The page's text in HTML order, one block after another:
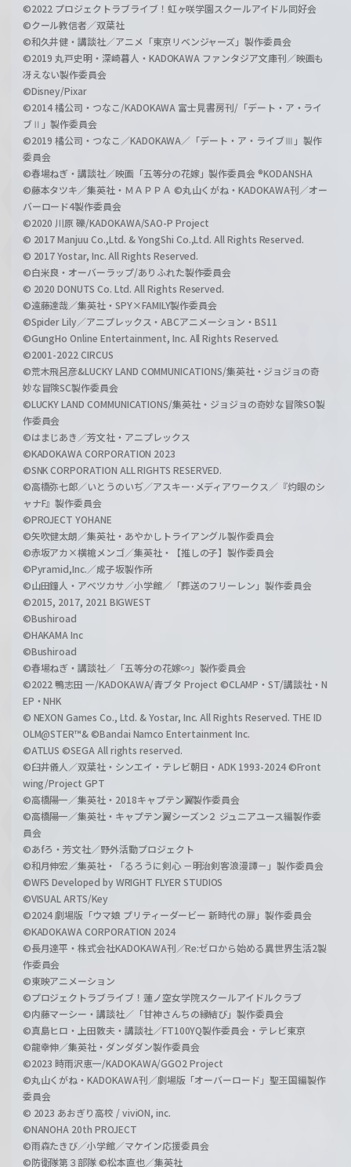
©2022 プロジェクトラブライブ！虹ヶ咲学園スクールアイドル同好会
©クール教信者／双葉社
©和久井健・講談社／アニメ「東京リベンジャーズ」製作委員会
©2019 丸戸史明・深崎暮人・KADOKAWA ファンタジア文庫刊／映画も
冴えない製作委員会
©Disney/Pixar
©2014 橘公司・つなこ/KADOKAWA 富士見書房刊/「デート・ア・ライ
ブⅡ」製作委員会
©2019 橘公司・つなこ／KADOKAWA／「デート・ア・ライブⅢ」製作
委員会
©春場ねぎ・講談社／映画「五等分の花嫁」製作委員会 ®KODANSHA
©藤本タツキ／集英社・ＭＡＰＰＡ ©丸山くがね・KADOKAWA刊／オー
バーロード4製作委員会
©2020 川原 礫/KADOKAWA/SAO-P Project
© 2017 Manjuu Co.,Ltd. & YongShi Co.,Ltd. All Rights Reserved.
© 2017 Yostar, Inc. All Rights Reserved.
©白米良・オーバーラップ/ありふれた製作委員会
© 2020 DONUTS Co. Ltd. All Rights Reserved.
©遠藤達哉／集英社・SPY×FAMILY製作委員会
©Spider Lily／アニプレックス・ABCアニメーション・BS11
©GungHo Online Entertainment, Inc. All Rights Reserved.
©2001-2022 CIRCUS
©荒木飛呂彦&LUCKY LAND COMMUNICATIONS/集英社・ジョジョの奇
妙な冒険SC製作委員会
©LUCKY LAND COMMUNICATIONS/集英社・ジョジョの奇妙な冒険SO製
作委員会
©はまじあき／芳文社・アニプレックス
©KADOKAWA CORPORATION 2023
©SNK CORPORATION ALL RIGHTS RESERVED.
©高橋弥七郎／いとうのいぢ／アスキー･メディアワークス／『灼眼のシ
ャナF』製作委員会
©PROJECT YOHANE
©矢吹健太朗／集英社・あやかしトライアングル製作委員会
©赤坂アカ×横槍メンゴ／集英社・【推しの子】製作委員会
©Pyramid,Inc.／成子坂製作所
©山田鐘人・アベツカサ／小学館／「葬送のフリーレン」製作委員会
©2015, 2017, 2021 BIGWEST
©Bushiroad
©HAKAMA Inc
©Bushiroad
©春場ねぎ・講談社／「五等分の花嫁∽」製作委員会
©2022 鴨志田 一/KADOKAWA/青ブタ Project ©CLAMP・ST/講談社・N
EP・NHK
© NEXON Games Co., Ltd. & Yostar, Inc. All Rights Reserved. THE ID
OLM@STER™& ©Bandai Namco Entertainment Inc.
©ATLUS ©SEGA All rights reserved.
©臼井儀人／双葉社・シンエイ・テレビ朝日・ADK 1993-2024 ©Front
wing/Project GPT
©高橋陽一／集英社・2018キャプテン翼製作委員会
©高橋陽一／集英社・キャプテン翼シーズン２ ジュニアユース編製作委
員会
©あfろ・芳文社／野外活動プロジェクト
©和月伸宏／集英社・「るろうに剣心 －明治剣客浪漫譚－」製作委員会
©WFS Developed by WRIGHT FLYER STUDIOS
©VISUAL ARTS/Key
©2024 劇場版「ウマ娘 プリティーダービー 新時代の扉」製作委員会
©KADOKAWA CORPORATION 2024
©長月達平・株式会社KADOKAWA刊／Re:ゼロから始める異世界生活2製
作委員会
©東映アニメーション
©プロジェクトラブライブ！蓮ノ空女学院スクールアイドルクラブ
©内藤マーシー・講談社／「甘神さんちの縁結び」製作委員会
©真島ヒロ・上田敦夫・講談社／FT100YQ製作委員会・テレビ東京
©龍幸伸／集英社・ダンダダン製作委員会
©2023 時雨沢恵一/KADOKAWA/GGO2 Project
©丸山くがね・KADOKAWA刊／劇場版「オーバーロード」聖王国編製作
委員会
© 2023 あおぎり高校 / viviON, inc.
©NANOHA 20th PROJECT
©雨森たきび／小学館／マケイン応援委員会
©防衛隊第３部隊 ©松本直也／集英社